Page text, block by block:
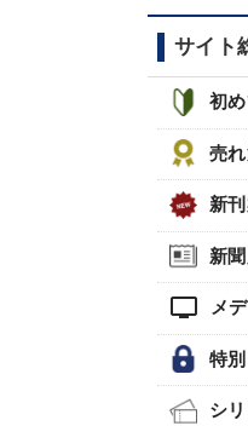
サイト
初
売
新
新
tv メ
特
シ